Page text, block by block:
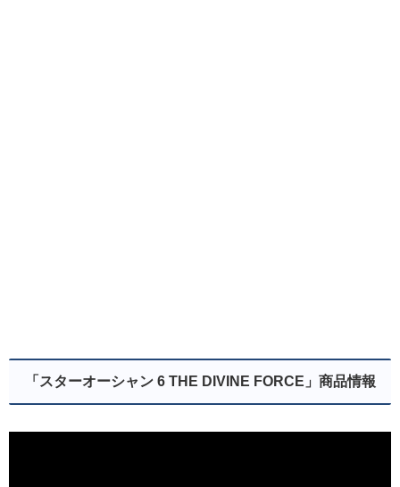
「スターオーシャン 6 THE DIVINE FORCE」商品情報